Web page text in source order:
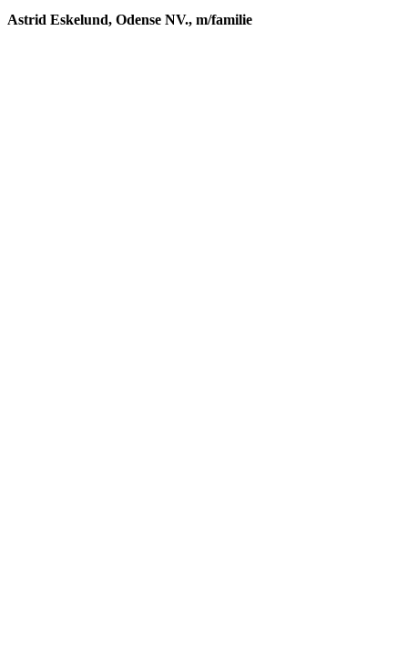
Astrid Eskelund, Odense NV., m/familie